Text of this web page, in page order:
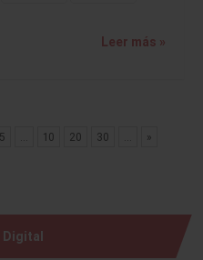
Leer más »
5 10 20 30
»
Digital